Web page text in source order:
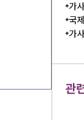
가
국
가
관